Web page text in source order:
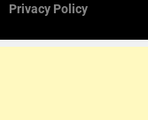
Privacy Policy